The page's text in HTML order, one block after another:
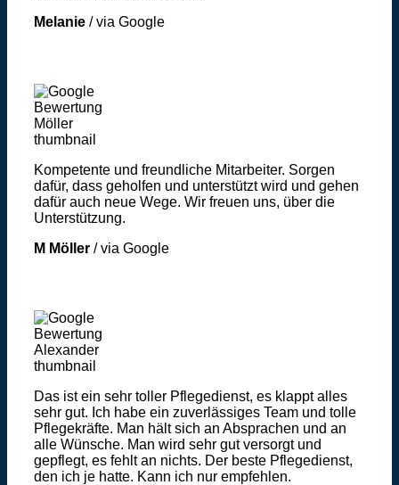
Melanie /via Google
Kompetente und freundliche Mitarbeiter. Sorgen
dafür, dass geholfen und unterstützt wird und gehen
dafür auch neue Wege. Wir freuen uns, über die
Unterstützung.
M Möller /via Google
Das ist ein sehr toller Pflegedienst, es klappt alles
sehr gut. Ich habe ein zuverlässiges Team und tolle
Pflegekräfte. Man hält sich an Absprachen und an
alle Wünsche. Man wird sehr gut versorgt und
gepflegt, es fehlt an nichts. Der beste Pflegedienst,
den ich je hatte. Kann ich nur empfehlen.